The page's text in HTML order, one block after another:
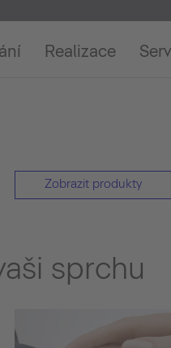
Realizace
Zobrazit produkty
sprchu